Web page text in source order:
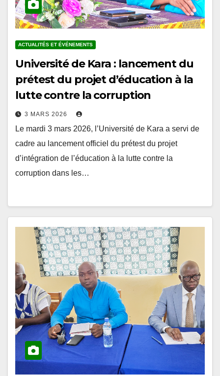
Université de Kara : lancement du
prétest du projet d’éducation à la
lutte contre la corruption
Le mardi 3 mars 2026, l’Université de Kara a servi de
cadre au lancement officiel du prétest du projet
d’intégration de l’éducation à la lutte contre la
corruption dans les…